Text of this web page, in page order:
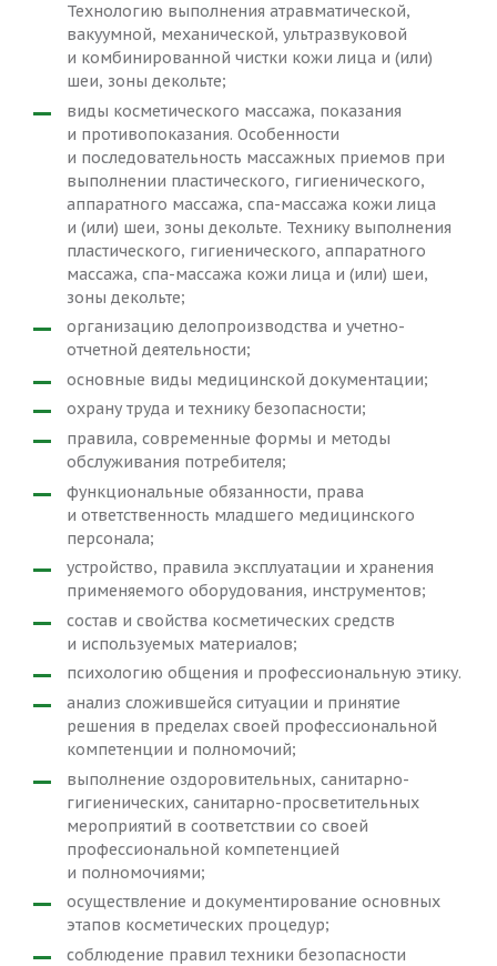
Технологию выполнения атравматической,
вакуумной, механической, ультразвуковой
и комбинированной чистки кожи лица и (или)
шеи, зоны декольте;
виды косметического массажа, показания
и противопоказания. Особенности
и последовательность массажных приемов при
выполнении пластического, гигиенического,
аппаратного массажа, спа-массажа кожи лица
и (или) шеи, зоны декольте. Технику выполнения
пластического, гигиенического, аппаратного
массажа, спа-массажа кожи лица и (или) шеи,
зоны декольте;
организацию делопроизводства и учетно-
отчетной деятельности;
основные виды медицинской документации;
охрану труда и технику безопасности;
правила, современные формы и методы
обслуживания потребителя;
функциональные обязанности, права
и ответственность младшего медицинского
персонала;
устройство, правила эксплуатации и хранения
применяемого оборудования, инструментов;
состав и свойства косметических средств
и используемых материалов;
психологию общения и профессиональную этику.
анализ сложившейся ситуации и принятие
решения в пределах своей профессиональной
компетенции и полномочий;
выполнение оздоровительных, санитарно-
гигиенических, санитарно-просветительных
мероприятий в соответствии со своей
профессиональной компетенцией
и полномочиями;
осуществление и документирование основных
этапов косметических процедур;
соблюдение правил техники безопасности